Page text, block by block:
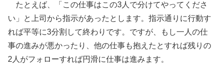
たとえば、「この仕事はこの3人で分けてやってくださ
い」と上司から指示があったとします。指示通りに行動す
れば平等に3分割して終わりです。ですが、もし一人の仕
事の進みが悪かったり、他の仕事も抱えたとすれば残りの
2人がフォローすれば円滑に仕事は進みます。